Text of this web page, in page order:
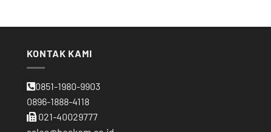
KONTAK KAMI
0851-1980-9903
0896-1888-4118
021-40029777